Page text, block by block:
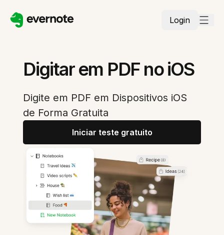
Login
Digitar em PDF no iOS
Digite em PDF em Dispositivos iOS
de Forma Gratuita
Iniciar teste gratuito